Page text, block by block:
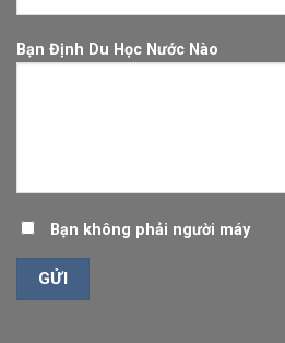
Bạn Định Du Học Nước Nào
Bạn không phải người máy